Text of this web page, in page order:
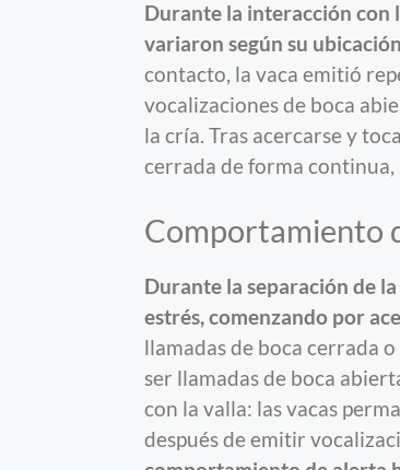
Durante la interacción con
variaron según su ubicación
contacto, la vaca emitió
vocalizaciones de boca
la cría. Tras acercarse y
cerrada de forma
Comportamiento
Durante la separación de
estrés, comenzando por
llamadas de boca cerrada
ser llamadas de boca
con la valla: las vacas
después de emitir